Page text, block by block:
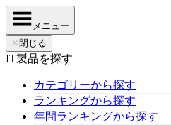
メニュー
✕ 閉じる
IT製品を探す
カテゴリーから探す
ランキングから探す
年間ランキングから探す